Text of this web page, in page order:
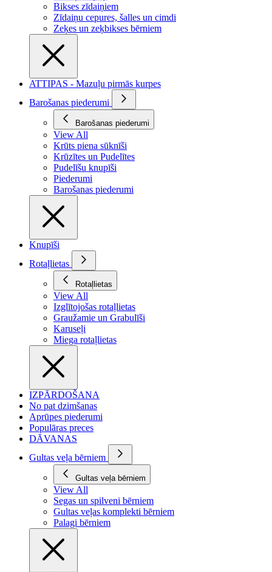
Bikses zīdaiņiem
Zīdaiņu cepures, šalles un cimdi
Zeķes un zeķbikses bērniem
ATTIPAS - Mazuļu pirmās kurpes
Barošanas piederumi
Barošanas piederumi
View All
Krūts piena sūknīši
Krūzītes un Pudelītes
Pudelīšu knupīši
Piederumi
Barošanas piederumi
Knupīši
Rotaļlietas
Rotaļlietas
View All
Izglītojošas rotaļlietas
Graužamie un Grabulīši
Karuseļi
Miega rotaļlietas
IZPĀRDOŠANA
No pat dzimšanas
Aprūpes piederumi
Populāras preces
DĀVANAS
Gultas veļa bērniem
Gultas veļa bērniem
View All
Segas un spilveni bērniem
Gultas veļas komplekti bērniem
Palagi bērniem